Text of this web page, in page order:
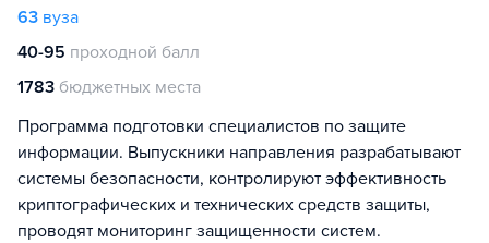
63 вуза
40-95 проходной балл
1783 бюджетных места
Программа подготовки специалистов по защите
информации. Выпускники направления разрабатывают
системы безопасности, контролируют эффективность
криптографических и технических средств защиты,
проводят мониторинг защищенности систем.